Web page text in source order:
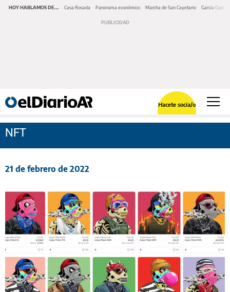
HOY HABLAMOS DE... Casa Rosada Panorama económico Marcha de San Cayetano García Cuerva
Hacete socia/o
NFT
21 de febrero de 2022